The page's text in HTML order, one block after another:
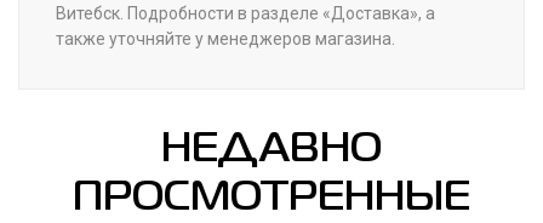
Витебск. Подробности в разделе «Доставка», а
также уточняйте у менеджеров магазина.
НЕДАВНО
ПРОСМОТРЕННЫЕ